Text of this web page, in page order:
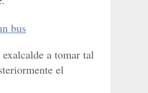
bus
a tomar tal
el